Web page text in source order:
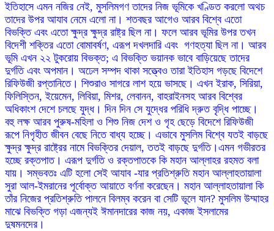
ইতিহাসে এমন নজির নেই, মুসলিমগণ তাদের নিজ ভূমিকে খণ্ডিত করলো অথচ
তাদের উপর আযাব নেমে এলো না। শতবছর আগেও আরব বিশ্বে এতো
বিভক্তি এবং এতো ক্ষুদ্র ক্ষুদ্র রাষ্ট্র ছিল না। ফলে আরব ভূমির উপর তখন
বিদেশী শক্তির এতো বোমাবর্ষণ, এরূপ দখলদারি এবং গণহত্যা ছিল না। আরব
ভূমি এখন ২২ টুকরোয় বিভক্ত; এ বিভক্তি ভয়ানক ভাবে বাড়িয়েছে তাদের
দুর্গতি এবং অপমান। অঢেল সম্পদ থাকা সত্ত্বেও তারা ইতিহাস গড়ছে বিদেশে
রিফিউজী রপ্তানিতে। শিশুরাও সাগরে লাশ হয়ে ভাসছে। এখন ইরাক, সিরিয়া,
ফিলিস্তিন, ইয়েমেন, লিবিয়া, মিশর, লেবানন, বাহরাইনসহ আরব বিশ্বের
অধিকাংশ দেশে চলছে যুদ্ধ। দিন দিন সে যুদ্ধের পরিধি দ্রুত বৃদ্ধি পাচ্ছে।
বহু লক্ষ আরব পুরুষ-মহিলা ও শিশু নিজ দেশ ও গৃহ ছেড়ে বিদেশে রিফিউজী
রূপে নিগৃহীত জীবন বেছে নিতে বাধ্য হচ্ছে। এভাবে মুসলিম বিশ্বে যতই বাড়ছে
ক্ষুদ্র ক্ষুদ্র রাষ্ট্রের নামে বিভক্তির দেয়াল, ততই বাড়ছে দুর্গতি।এমন গভীরতর
হচ্ছে রক্তপাত। এরূপ দুর্গতি ও রক্তপাতকে কি মহান আল্লাহর রহমত বলা
যায়। সম্ভবতঃ এটি হলো সেই আযাব -যার প্রতিশ্রুতি মহান আল্লাহতায়ালা
সুরা আল-ইমরানের পূর্বোক্ত আয়াতে বর্ণনা করেছেন। মহান আল্লাহতায়ালা কি
তাঁর নিজের প্রতিশ্রুতি পালনে বিলম্ব করেন বা সেটি ভূলে যান? মুসলিম উম্মাহর
মাঝে বিভক্তি গড়া এজন্যই ঈমানদারের কাজ নয়, একাজ ইসলামের
দুষমনদের।